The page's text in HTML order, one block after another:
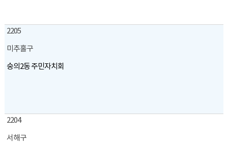
2205
미추홀구
숭의2동 주민자치회
2204
서해구